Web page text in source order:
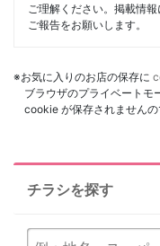
ご理解ください。掲載情
ご報告をお願いします。
※お気に入りのお店の保存に
ブラウザのプライベートモ
cookie が保存されませんの
チラシを探す